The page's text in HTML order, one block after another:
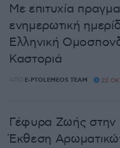
Με επιτυχία
ενημερωτική
Ελληνική
Καστοριά
ΑΠΌ E-PTOLEMEOS TEAM 22
Γέφυρα Ζωής στην
Έκθεση